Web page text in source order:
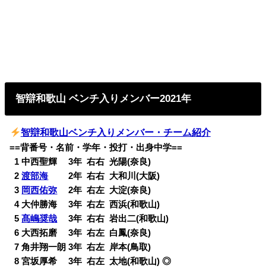
智辯和歌山 ベンチ入り メンバー2021年
智辯和歌山ベンチ入り メンバー・チーム紹介
==背番号・名前・学年・投打・出身中学==
1 中西聖輝 3年 右右 光陽(奈良)
02渡部海 2年 右右 大和川(大阪)
03 岡西佑弥 2年 右左 大淀(奈良)
04 大仲勝海 3年 右左 西浜(和歌山)
05髙嶋奨哉 3年 右右 岩出二(和歌山)
06 大西拓磨 3年 右左 白鳳(奈良)
07 角井翔一朗 3年 右左 岸本(鳥取)
08 宮坂厚希 3年 右左 太地(和歌山) ◎